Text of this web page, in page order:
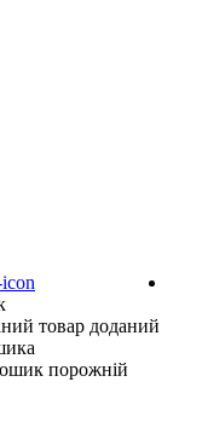
товар доданий
порожній